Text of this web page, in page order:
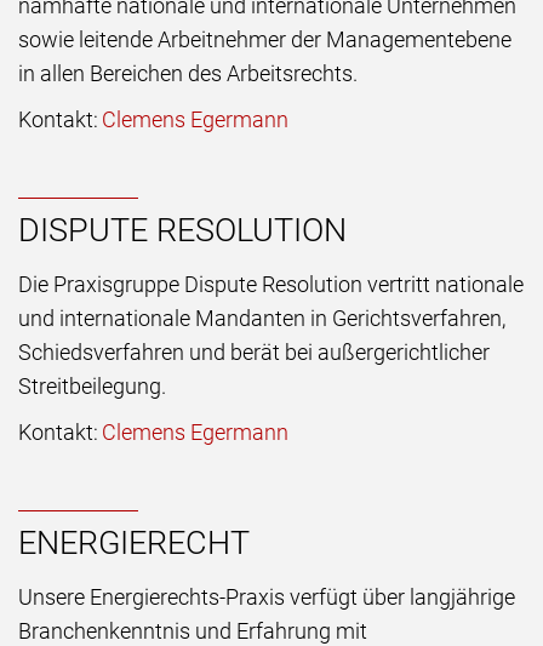
namhafte nationale und internationale Unternehmen
sowie leitende Arbeitnehmer der Managementebene
in allen Bereichen des Arbeitsrechts.
Kontakt: Clemens Egermann
DISPUTE RESOLUTION
Die Praxisgruppe Dispute Resolution vertritt nationale
und internationale Mandanten in Gerichtsverfahren,
Schiedsverfahren und berät bei außergerichtlicher
Streitbeilegung.
Kontakt: Clemens Egermann
ENERGIERECHT
Unsere Energierechts-Praxis verfügt über langjährige
Branchenkenntnis und Erfahrung mit